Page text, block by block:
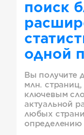
поиск
одной
Вы получите
млн. страниц,
ключевым
актуальной
любых
определению